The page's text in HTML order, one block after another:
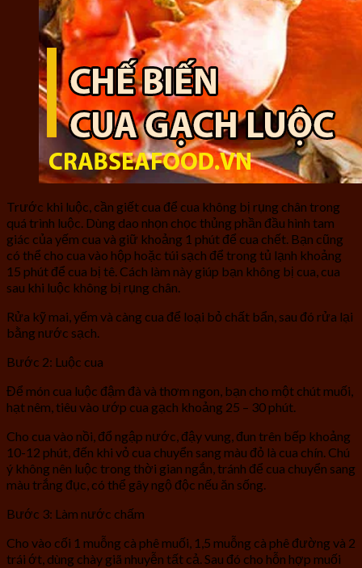
Trước khi luộc, cần giết cua để cua không bị rụng chân trong
quá trình luộc. Dùng dao nhọn chọc thủng phần đầu hình tam
giác của yếm cua và giữ khoảng 1 phút để cua chết. Bạn cũng
có thể cho cua vào hộp hoặc túi sạch để trong tủ lạnh khoảng
15 phút để cua bị tê. Cách làm này giúp bạn không bị cua, cua
sau khi luộc không bị rụng chân.
Rửa kỹ mai, yếm và càng cua để loại bỏ chất bẩn, sau đó rửa lại
bằng nước sạch.
Bước 2: Luộc cua
Để món cua luộc đậm đà và thơm ngon, bạn cho một chút muối,
hạt nêm, tiêu vào ướp cua gạch khoảng 25 – 30 phút.
Cho cua vào nồi, đổ ngập nước, đậy vung, đun trên bếp khoảng
10-12 phút, đến khi vỏ cua chuyển sang màu đỏ là cua chín. Chú
ý không nên luộc trong thời gian ngắn, tránh để cua chuyển sang
màu trắng đục, có thể gây ngộ độc nếu ăn sống.
Bước 3: Làm nước chấm
Cho vào cối 1 muỗng cà phê muối, 1,5 muỗng cà phê đường và 2
trái ớt, dùng chày giã nhuyễn tất cả. Sau đó cho hỗn hợp muối